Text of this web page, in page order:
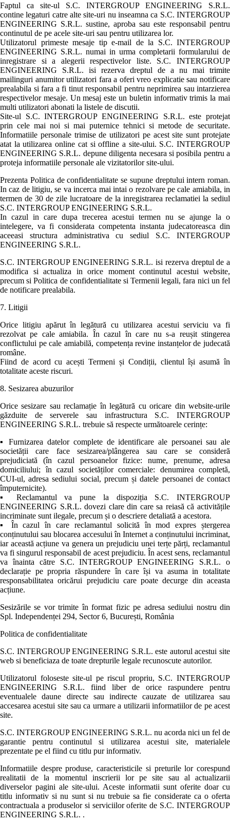
Faptul ca site-ul S.C. INTERGROUP ENGINEERING S.R.L.
contine legaturi catre alte site-uri nu inseamna ca S.C. INTERGROUP
ENGINEERING S.R.L. sustine, aproba sau este responsabil pentru
continutul de pe acele site-uri sau pentru utilizarea lor.
Utilizatorul primeste mesaje tip e-mail de la S.C. INTERGROUP
ENGINEERING S.R.L. numai in urma completarii formularului de
inregistrare si a alegerii respectivelor liste. S.C. INTERGROUP
ENGINEERING S.R.L. isi rezerva dreptul de a nu mai trimite
mailinguri anumitor utilizatori fara a oferi vreo explicatie sau notificare
prealabila si fara a fi tinut responsabil pentru neprimirea sau intarzierea
respectivelor mesaje. Un mesaj este un buletin informativ trimis la mai
multi utilizatori abonati la listele de discutii.
Site-ul S.C. INTERGROUP ENGINEERING S.R.L. este protejat
prin cele mai noi si mai puternice tehnici si metode de securitate.
Informatiile personale trimise de utilizatori pe acest site sunt protejate
atat la utilizarea online cat si offline a site-ului. S.C. INTERGROUP
ENGINEERING S.R.L. depune diligenta necesara si posibila pentru a
proteja informatiile personale ale vizitatorilor site-ului.
Prezenta Politica de confidentialitate se supune dreptului intern roman.
In caz de litigiu, se va incerca mai intai o rezolvare pe cale amiabila, in
termen de 30 de zile lucratoare de la inregistrarea reclamatiei la sediul
S.C. INTERGROUP ENGINEERING S.R.L.
In cazul in care dupa trecerea acestui termen nu se ajunge la o
intelegere, va fi considerata competenta instanta judecatoreasca din
aceeasi structura administrativa cu sediul S.C. INTERGROUP
ENGINEERING S.R.L.
S.C. INTERGROUP ENGINEERING S.R.L. isi rezerva dreptul de a
modifica si actualiza in orice moment continutul acestui website,
precum si Politica de confidentialitate si Termenii legali, fara nici un fel
de notificare prealabila.
7. Litigii
Orice litigiu apărut în legătură cu utilizarea acestui serviciu va fi
rezolvat pe cale amiabila. În cazul în care nu s-a reușit stingerea
conflictului pe cale amiabilă, competența revine instanțelor de judecată
române.
Fiind de acord cu acești Termeni și Condiții, clientul își asumă în
totalitate aceste riscuri.
8. Sesizarea abuzurilor
Orice sesizare sau reclamație în legătură cu oricare din website-urile
găzduite de serverele sau infrastructura S.C. INTERGROUP
ENGINEERING S.R.L. trebuie să respecte următoarele cerințe:
▪ Furnizarea datelor complete de identificare ale persoanei sau ale
societății care face sesizarea/plângerea sau care se consideră
prejudiciată (în cazul persoanelor fizice: nume, prenume, adresa
domiciliului; în cazul societăților comerciale: denumirea completă,
CUI-ul, adresa sediului social, precum și datele persoanei de contact
împuternicite).
▪ Reclamantul va pune la dispoziția S.C. INTERGROUP
ENGINEERING S.R.L. dovezi clare din care sa reiasă că activitățile
incriminate sunt ilegale, precum și o descriere detaliată a acestora.
▪ În cazul în care reclamantul solicită în mod expres ștergerea
conținutului sau blocarea accesului în Internet a conținutului incriminat,
iar această acțiune va genera un prejudiciu unei terțe părți, reclamantul
va fi singurul responsabil de acest prejudiciu. În acest sens, reclamantul
va înainta către S.C. INTERGROUP ENGINEERING S.R.L. o
declarație pe propria răspundere în care își va asuma in totalitate
responsabilitatea oricărui prejudiciu care poate decurge din aceasta
acțiune.
Sesizările se vor trimite în format fizic pe adresa sediului nostru din
Spl. Independenței 294, Sector 6, București, România
Politica de confidentialitate
S.C. INTERGROUP ENGINEERING S.R.L. este autorul acestui site
web si beneficiaza de toate drepturile legale recunoscute autorilor.
Utilizatorul foloseste site-ul pe riscul propriu, S.C. INTERGROUP
ENGINEERING S.R.L. fiind liber de orice raspundere pentru
eventualele daune directe sau indirecte cauzate de utilizarea sau
accesarea acestui site sau ca urmare a utilizarii informatiilor de pe acest
site.
S.C. INTERGROUP ENGINEERING S.R.L. nu acorda nici un fel de
garantie pentru continutul si utilizarea acestui site, materialele
prezentate pe el fiind cu titlu pur informativ.
Informatiile despre produse, caracteristicile si preturile lor corespund
realitatii de la momentul inscrierii lor pe site sau al actualizarii
diverselor pagini ale site-ului. Aceste informatii sunt oferite doar cu
titlu informativ si nu sunt si nu trebuie sa fie considerate ca o oferta
contractuala a produselor si serviciilor oferite de S.C. INTERGROUP
ENGINEERING S.R.L. .